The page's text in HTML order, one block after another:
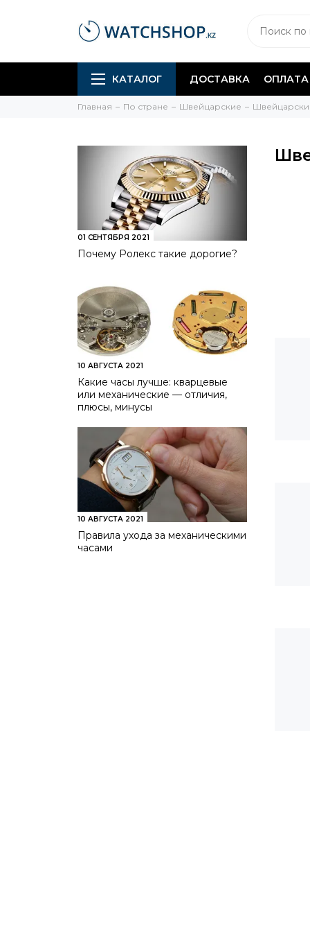
КАТАЛОГ ДОСТАВКА ОПЛАТА
Главная По стране Швейцарские
01 СЕНТЯБРЯ 2021
Почему Ролекс такие дорогие?
10 АВГУСТА 2021
Какие часы лучше: кварцевые
или механические — отличия,
плюсы, минусы
10 АВГУСТА 2021
Правила ухода за механическими
часами